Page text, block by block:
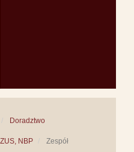
Doradztwo
NBP
Zespół